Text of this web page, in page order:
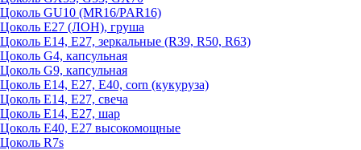
Цоколь GU10 (MR16/PAR16)
Цоколь Е27 (ЛОН), груша
Цоколь Е14, Е27, зеркальные (R39, R50, R63)
Цоколь G4, капсульная
Цоколь G9, капсульная
Цоколь Е14, Е27, Е40, corn (кукуруза)
Цоколь Е14, Е27, свеча
Цоколь Е14, Е27, шар
Цоколь Е40, Е27 высокомощные
Цоколь R7s